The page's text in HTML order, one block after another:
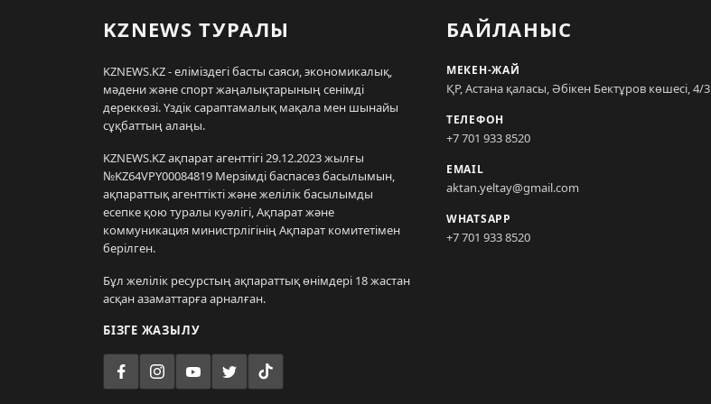
KZNEWS ТУРАЛЫ
KZNEWS.KZ - еліміздегі басты саяси, экономикалық,
мәдени және спорт жаңалықтарының сенімді
дереккөзі. Үздік сараптамалық мақала мен шынайы
сұқбаттың алаңы.
KZNEWS.KZ ақпарат агенттігі 29.12.2023 жылғы
№KZ64VPY00084819 Мерзімді баспасөз басылымын,
ақпараттық агенттікті және желілік басылымды
есепке қою туралы куәлігі, Ақпарат және
коммуникация министрлігінің Ақпарат комитетімен
берілген.
Бұл желілік ресурстың ақпараттық өнімдері 18 жастан
асқан азаматтарға арналған.
БІЗГЕ ЖАЗЫЛУ
БАЙЛАНЫС
МЕКЕН-ЖАЙ
ҚР, Астана қаласы, Әбікен Бектұров көшесі, 4/3
ТЕЛЕФОН
+7 701 933 8520
EMAIL
aktan.yeltay@gmail.com
WHATSAPP
+7 701 933 8520